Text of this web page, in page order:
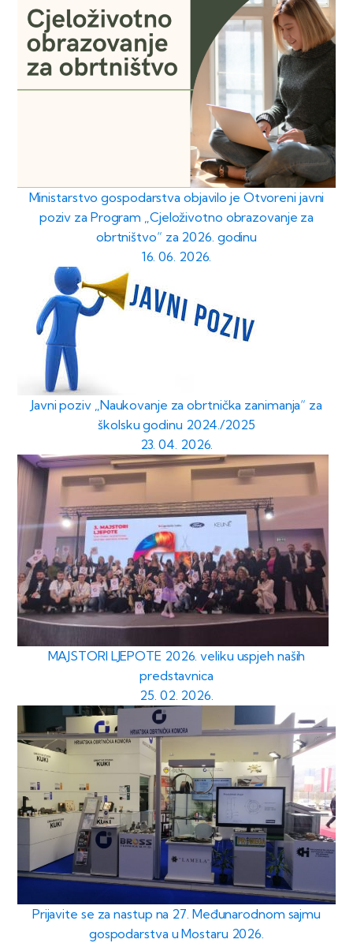
Ministarstvo gospodarstva objavilo je Otvoreni javni
poziv za Program „Cjeloživotno obrazovanje za
obrtništvo“ za 2026. godinu
16. 06. 2026.
Javni poziv „Naukovanje za obrtnička zanimanja“ za
školsku godinu 2024./2025
23. 04. 2026.
MAJSTORI LJEPOTE 2026. veliku uspjeh naših
predstavnica
25. 02. 2026.
Prijavite se za nastup na 27. Međunarodnom sajmu
gospodarstva u Mostaru 2026.